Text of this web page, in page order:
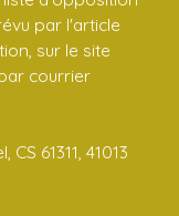
par l'article
sur le site
courrier
61311, 41013